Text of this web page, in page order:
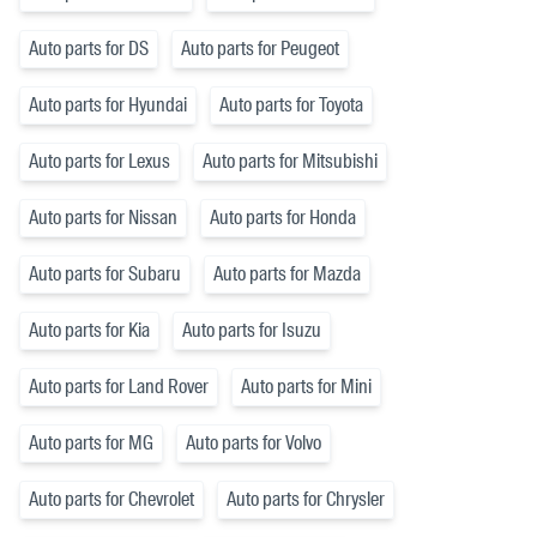
Auto parts for DS Auto parts for Peugeot
Auto parts for Hyundai Auto parts for Toyota
Auto parts for Lexus Auto parts for Mitsubishi
Auto parts for Nissan Auto parts for Honda
Auto parts for Subaru Auto parts for Mazda
Auto parts for Kia Auto parts for Isuzu
Auto parts for Land Rover Auto parts for Mini
Auto parts for MG Auto parts for Volvo
Auto parts for Chevrolet Auto parts for Chrysler